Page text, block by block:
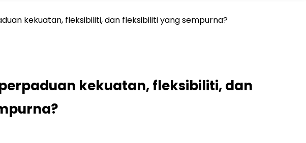
kekuatan, fleksibiliti, dan fleksibiliti yang sempurna?
kekuatan, fleksibiliti, dan